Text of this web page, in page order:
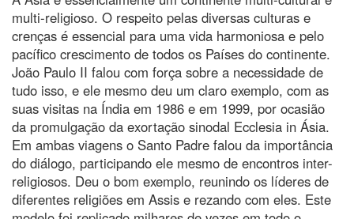
multi-religioso. O respeito pelas diversas culturas e
crenças é essencial para uma vida harmoniosa e pelo
pacífico crescimento de todos os Países do continente.
João Paulo II falou com força sobre a necessidade de
tudo isso, e ele mesmo deu um claro exemplo, com as
suas visitas na Índia em 1986 e em 1999, por ocasião
da promulgação da exortação sinodal Ecclesia in Ásia.
Em ambas viagens o Santo Padre falou da importância
do diálogo, participando ele mesmo de encontros inter-
religiosos. Deu o bom exemplo, reunindo os líderes de
diferentes religiões em Assis e rezando com eles. Este